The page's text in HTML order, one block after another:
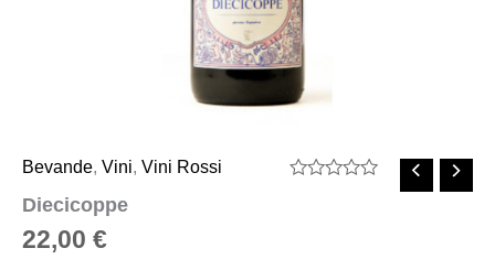
Bevande, Vini, Vini Rossi
Diecicoppe
22,00 €